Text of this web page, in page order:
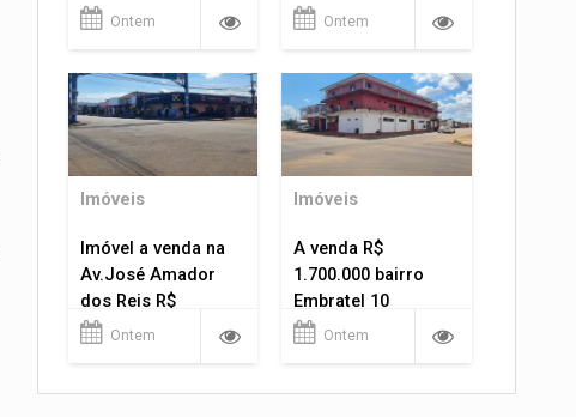
Ontem Ontem
Imóveis
Imóvel a venda na
Av.José Amador
dos Reis R$
1.400.000
Ontem
Imóveis
A venda R$
1.700.000 bairro
Embratel 10
apartamentos!
Ontem